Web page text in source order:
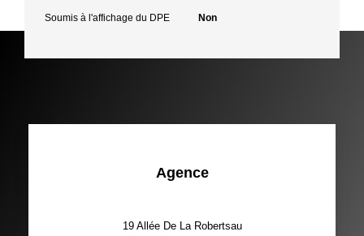
Soumis à l'affichage du DPE Non
Agence
19 Allée De La Robertsau